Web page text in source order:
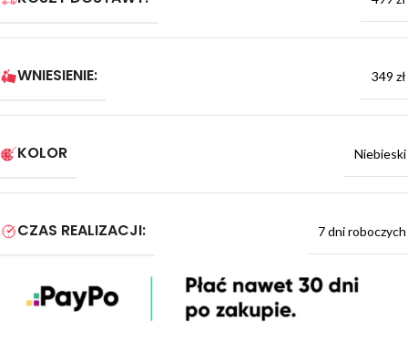
WNIESIENIE: 349 zł
KOLOR Niebieski
CZAS REALIZACJI: 7 dni roboczych